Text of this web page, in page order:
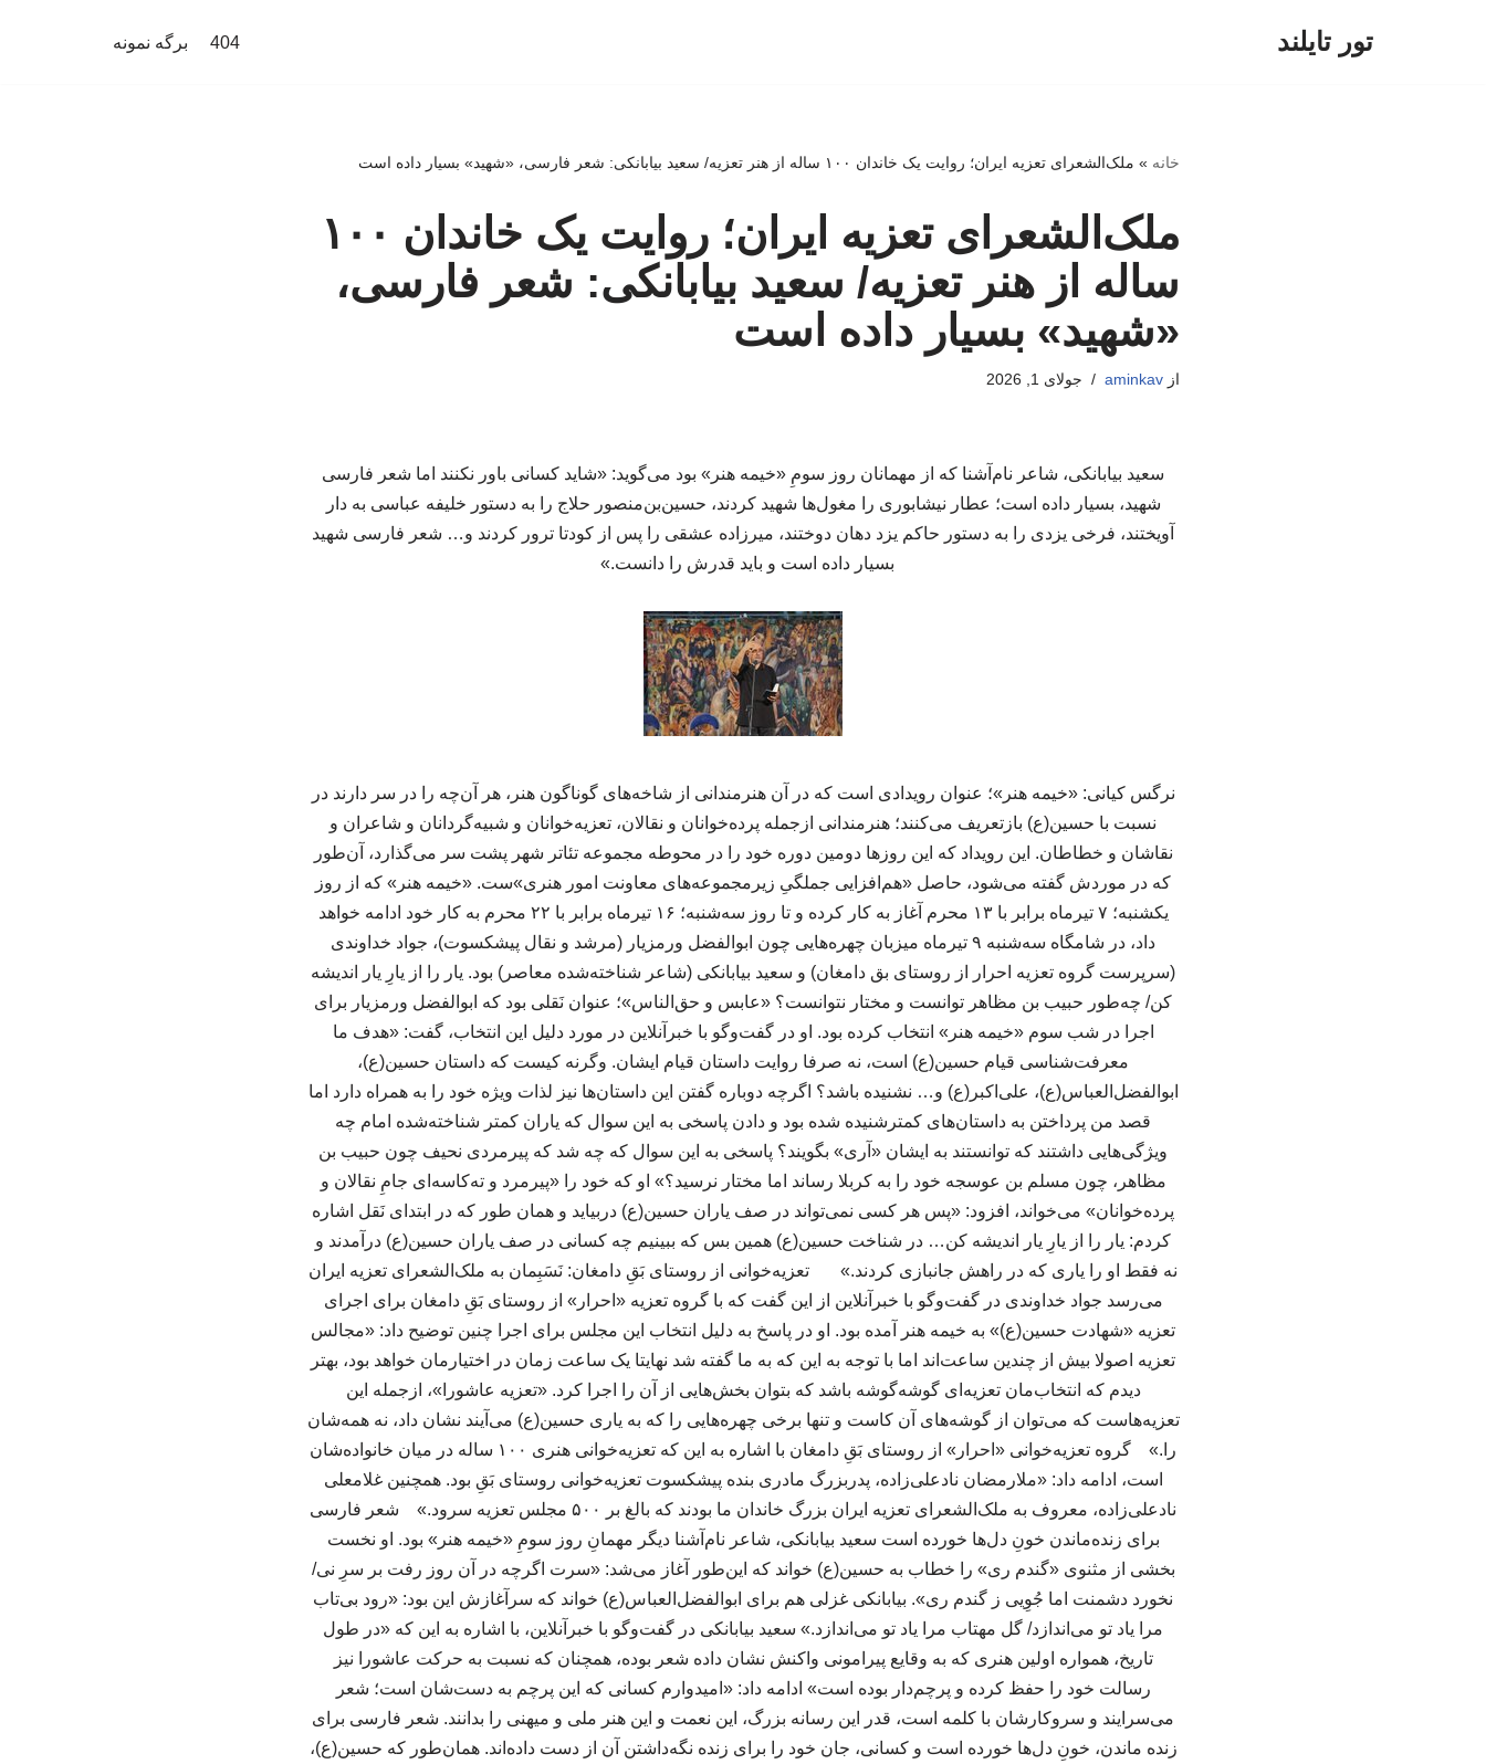
تور تایلند 404 برگه نمونه
خانه » ملک‌الشعرای تعزیه ایران؛ روایت یک خاندان ۱۰۰ ساله از هنر تعزیه/ سعید بیابانکی: شعر فارسی، «شهید» بسیار داده است
ملک‌الشعرای تعزیه ایران؛ روایت یک خاندان ۱۰۰
ساله از هنر تعزیه/ سعید بیابانکی: شعر فارسی،
«شهید» بسیار داده است
ازaminkav جولای 1, 2026
سعید بیابانکی، شاعر نام‌آشنا که از مهمانان روز سومِ «خیمه هنر» بود می‌گوید: «شاید کسانی باور نکنند اما شعر فارسی
شهید، بسیار داده است؛ عطار نیشابوری را مغول‌ها شهید کردند، حسین‌بن‌منصور حلاج را به دستور خلیفه عباسی به دار
آویختند، فرخی یزدی را به دستور حاکم یزد دهان دوختند، میرزاده عشقی را پس از کودتا ترور کردند و… شعر فارسی شهید
بسیار داده است و باید قدرش را دانست.»
نرگس کیانی: «خیمه هنر»؛ عنوان رویدادی است که در آن هنرمندانی از شاخه‌های گوناگون هنر، هر آن‌چه را در سر دارند در
نسبت با حسین(ع) بازتعریف می‌کنند؛ هنرمندانی ازجمله پرده‌خوانان و نقالان، تعزیه‌خوانان و شبیه‌گردانان و شاعران و
نقاشان و خطاطان. این رویداد که این روزها دومین دوره خود را در محوطه مجموعه تئاتر شهر پشت سر می‌گذارد، آن‌طور
که در موردش گفته می‌شود، حاصل «هم‌افزایی جملگیِ زیرمجموعه‌های معاونت امور هنری»ست. «خیمه هنر» که از روز
یکشنبه؛ ۷ تیرماه برابر با ۱۳ محرم آغاز به کار کرده و تا روز سه‌شنبه؛ ۱۶ تیرماه برابر با ۲۲ محرم به کار خود ادامه خواهد
داد، در شامگاه سه‌شنبه ۹ تیرماه میزبان چهره‌هایی چون ابوالفضل ورمزیار (مرشد و نقال پیشکسوت)، جواد خداوندی
(سرپرست گروه تعزیه احرار از روستای بق دامغان) و سعید بیابانکی (شاعر شناخته‌شده معاصر) بود. یار را از یارِ یار اندیشه
کن/ چه‌طور حبیب بن مظاهر توانست و مختار نتوانست؟ «عابس و حق‌الناس»؛ عنوان نَقلی بود که ابوالفضل ورمزیار برای
اجرا در شب سوم «خیمه هنر» انتخاب کرده بود. او در گفت‌وگو با خبرآنلاین در مورد دلیل این انتخاب، گفت: «هدف ما
معرفت‌شناسی قیام حسین(ع) است، نه صرفا روایت داستان قیام ایشان. وگرنه کیست که داستان حسین(ع)،
ابوالفضل‌العباس(ع)، علی‌اکبر(ع) و… نشنیده باشد؟ اگرچه دوباره گفتن این داستان‌ها نیز لذات ویژه خود را به همراه دارد اما
قصد من پرداختن به داستان‌های کمترشنیده شده بود و دادن پاسخی به این سوال که یاران کمتر شناخته‌شده امام چه
ویژگی‌هایی داشتند که توانستند به ایشان «آری» بگویند؟ پاسخی به این سوال که چه شد که پیرمردی نحیف چون حبیب بن
مظاهر، چون مسلم بن عوسجه خود را به کربلا رساند اما مختار نرسید؟» او که خود را «پیرمرد و ته‌کاسه‌ای جامِ نقالان و
پرده‌خوانان» می‌خواند، افزود: «پس هر کسی نمی‌تواند در صف یاران حسین(ع) دربیاید و همان ‌طور که در ابتدای نَقل اشاره
کردم: یار را از یارِ یار اندیشه کن… در شناخت حسین(ع) همین بس که ببینیم چه کسانی در صف یاران حسین(ع) درآمدند و
نه فقط او را یاری که در راهش جانبازی کردند.» تعزیه‌خوانی از روستای بَقِ دامغان: نَسَبِمان به ملک‌الشعرای تعزیه ایران
می‌رسد جواد خداوندی در گفت‌وگو با خبرآنلاین از این گفت که با گروه تعزیه «احرار» از روستای بَقِ دامغان برای اجرای
تعزیه «شهادت حسین(ع)» به خیمه هنر آمده بود. او در پاسخ به دلیل انتخاب این مجلس برای اجرا چنین توضیح داد: «مجالس
تعزیه اصولا بیش از چندین ساعت‌اند اما با توجه به این که به ما گفته شد نهایتا یک ساعت زمان در اختیارمان خواهد بود، بهتر
دیدم که انتخاب‌مان تعزیه‌ای گوشه‌گوشه باشد که بتوان بخش‌هایی از آن را اجرا کرد. «تعزیه عاشورا»، ازجمله این
تعزیه‌هاست که می‌توان از گوشه‌های آن کاست و تنها برخی چهره‌هایی را که به یاری حسین(ع) می‌آیند نشان داد، نه همه‌شان
را.» گروه تعزیه‌خوانی «احرار» از روستای بَقِ دامغان با اشاره به این که تعزیه‌خوانی هنری ۱۰۰ ساله در میان خانواده‌شان
است، ادامه داد: «ملارمضان نادعلی‌زاده، پدربزرگ مادری بنده پیشکسوت تعزیه‌خوانی روستای بَقِ بود. همچنین غلامعلی
نادعلی‌زاده، معروف به ملک‌الشعرای تعزیه ایران بزرگ خاندان ما بودند که بالغ بر ۵۰۰ مجلس تعزیه سرود.» شعر فارسی
برای زنده‌ماندن خونِ دل‌ها خورده است سعید بیابانکی، شاعر نام‌آشنا دیگر مهمانِ روز سومِ «خیمه هنر» بود. او نخست
بخشی از مثنوی «گندم ری» را خطاب به حسین(ع) خواند که این‌طور آغاز می‌شد: «سرت اگرچه در آن روز رفت بر سرِ نی/
نخورد دشمنت اما جُوِیی ز گندم ری». بیابانکی غزلی هم برای ابوالفضل‌العباس(ع) خواند که سرآغازش این بود: «رود بی‌تاب
مرا یاد تو می‌اندازد/ گل مهتاب مرا یاد تو می‌اندازد.» سعید بیابانکی در گفت‌وگو با خبرآنلاین، با اشاره به این که «در طول
تاریخ، همواره اولین هنری که به وقایع پیرامونی واکنش نشان داده شعر بوده، همچنان که نسبت به حرکت عاشورا نیز
رسالت خود را حفظ کرده و پرچم‌دار بوده است» ادامه داد: «امیدوارم کسانی که این پرچم به دست‌شان است؛ شعر
می‌سرایند و سروکارشان با کلمه است، قدر این رسانه بزرگ، این نعمت و این هنر ملی و میهنی را بدانند. شعر فارسی برای
زنده ماندن، خونِ دل‌ها خورده است و کسانی، جان خود را برای زنده نگه‌داشتن آن از دست داده‌اند. همان‌طور که حسین(ع)،